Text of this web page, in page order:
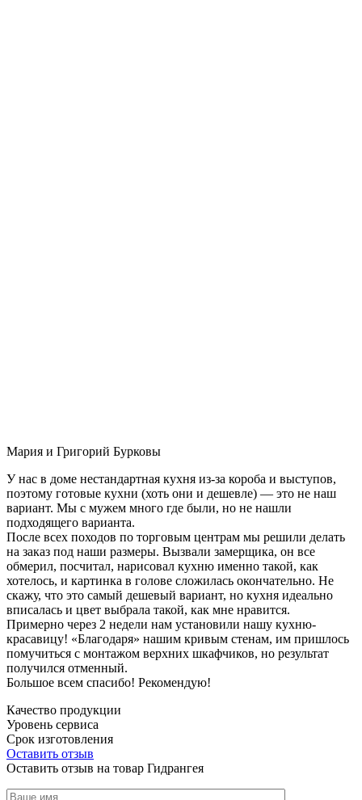
Мария и Григорий Бурковы
У нас в доме нестандартная кухня из-за короба и выступов,
поэтому готовые кухни (хоть они и дешевле) — это не наш
вариант. Мы с мужем много где были, но не нашли
подходящего варианта.
После всех походов по торговым центрам мы решили делать
на заказ под наши размеры. Вызвали замерщика, он все
обмерил, посчитал, нарисовал кухню именно такой, как
хотелось, и картинка в голове сложилась окончательно. Не
скажу, что это самый дешевый вариант, но кухня идеально
вписалась и цвет выбрала такой, как мне нравится.
Примерно через 2 недели нам установили нашу кухню-
красавицу! «Благодаря» нашим кривым стенам, им пришлось
помучиться с монтажом верхних шкафчиков, но результат
получился отменный.
Большое всем спасибо! Рекомендую!
Качество продукции
Уровень сервиса
Срок изготовления
Оставить отзыв
Оставить отзыв на товар Гидрангея